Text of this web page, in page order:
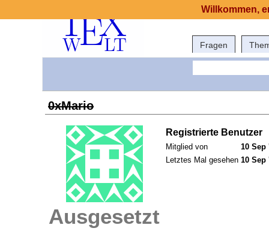
Fragen
0xMario
Ausgesetzt
Registrierte Benutzer
Mitglied von
10 Sep
Letztes Mal gesehen 10 Sep
Willkommen,